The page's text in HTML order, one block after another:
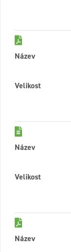
Název
Velikost
Název
Velikost
Název